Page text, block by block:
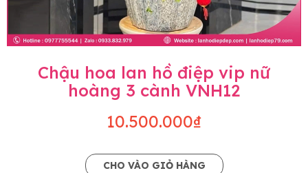
Chậu hoa lan hồ điệp vip nữ
hoàng 3 cành VNH12
10.500.000₫
CHO VÀO GIỎ HÀNG